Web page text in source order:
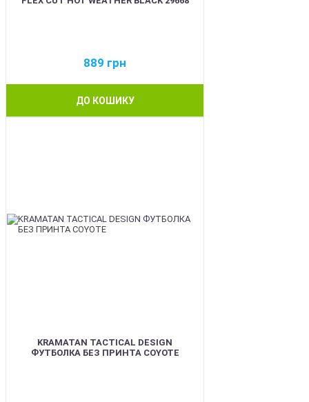
889 грн
ДО КОШИКУ
KRAMATAN TACTICAL DESIGN
ФУТБОЛКА БЕЗ ПРИНТА COYOTE